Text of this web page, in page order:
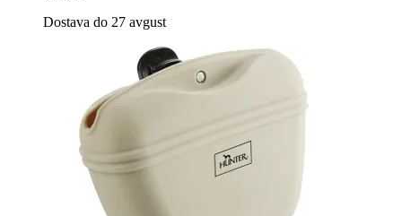
Dostava do 27 avgust